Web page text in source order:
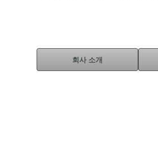
회사 소개